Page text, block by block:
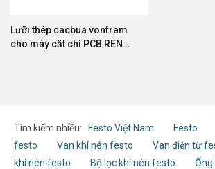
Lưỡi thép cacbua vonfram
cho máy cắt chì PCB REN
Tìm kiếm nhiều: Festo Việt Nam Festo
festo
Van khí nén festo Van điện từ
khí nén festo
Bộ lọc khí nén festo